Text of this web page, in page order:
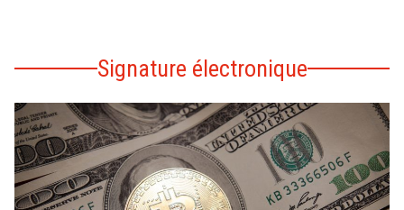
Signature électronique